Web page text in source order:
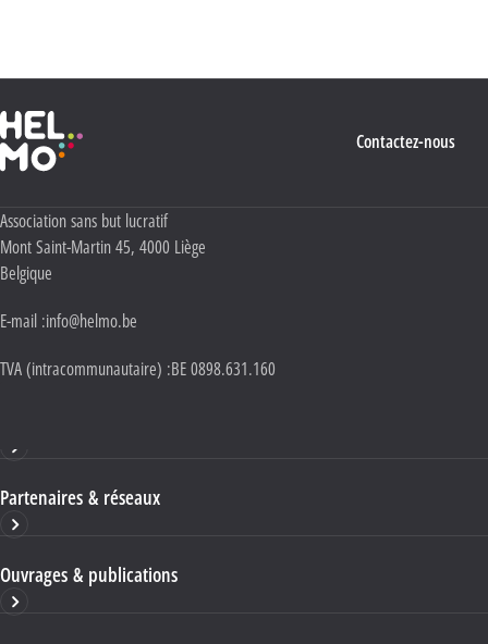
Haute École Libre Mosane
Contactez-nous
Adresse :
Association sans but lucratif
Mont Saint-Martin 45, 4000 Liège
Belgique
E-mail :info@helmo.be
TVA (intracommunautaire) :BE 0898.631.160
Partenaires & réseaux
Ouvrages & publications